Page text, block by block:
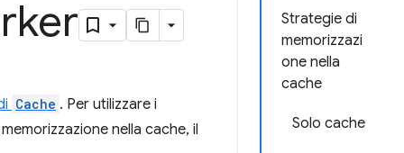
Strategie di
memorizzazi
one nella
cache
Solo cache
Cache . Per utilizzare i
nella cache, il